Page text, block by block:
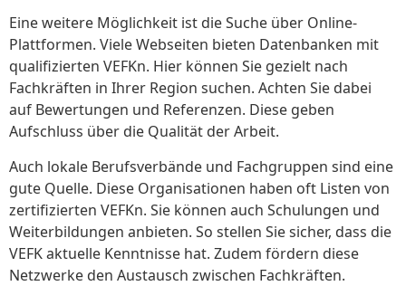
Eine weitere Möglichkeit ist die Suche über Online-
Plattformen. Viele Webseiten bieten Datenbanken mit
qualifizierten VEFKn. Hier können Sie gezielt nach
Fachkräften in Ihrer Region suchen. Achten Sie dabei
auf Bewertungen und Referenzen. Diese geben
Aufschluss über die Qualität der Arbeit.
Auch lokale Berufsverbände und Fachgruppen sind eine
gute Quelle. Diese Organisationen haben oft Listen von
zertifizierten VEFKn. Sie können auch Schulungen und
Weiterbildungen anbieten. So stellen Sie sicher, dass die
VEFK aktuelle Kenntnisse hat. Zudem fördern diese
Netzwerke den Austausch zwischen Fachkräften.